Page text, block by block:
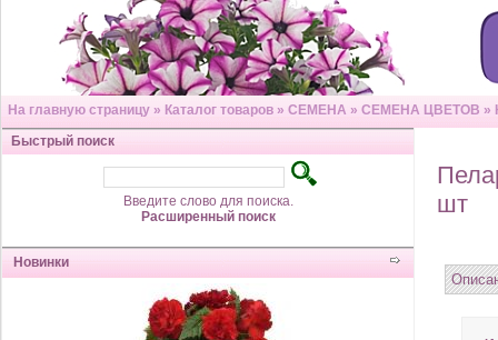
На главную страницу » Каталог товаров » СЕМЕНА » СЕМЕНА ЦВЕТОВ »
Быстрый поиск
Введите слово для поиска.
Расширенный поиск
Новинки
шт